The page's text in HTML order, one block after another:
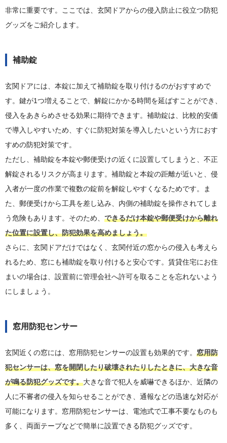
非常に重要です。ここでは、玄関ドアからの侵入防止に役立つ防犯
グッズをご紹介します。
補助錠
玄関ドアには、本錠に加えて補助錠を取り付けるのがおすすめで
す。鍵が1つ増えることで、解錠にかかる時間を延ばすことができ、
侵入をあきらめさせる効果に期待できます。補助錠は、比較的安価
で導入しやすいため、すぐに防犯対策を導入したいという方におす
すめの防犯対策です。
ただし、補助錠を本錠や郵便受けの近くに設置してしまうと、不正
解錠されるリスクが高まります。補助錠と本錠の距離が近いと、侵
入者が一度の作業で複数の錠前を解錠しやすくなるためです。ま
た、郵便受けから工具を差し込み、内側の補助錠を操作されてしま
う危険もあります。そのため、 できるだけ本錠や郵便受けから離れ
た位置に設置し、防犯効果を高めましょう。
さらに、玄関ドアだけではなく、玄関付近の窓からの侵入も考えら
れるため、窓にも補助錠を取り付けると安心です。賃貸住宅にお住
まいの場合は、設置前に管理会社へ許可を取ることを忘れないよう
にしましょう。
窓用防犯センサー
玄関近くの窓には、窓用防犯センサーの設置も効果的です。 窓用防
犯センサーは、窓を開閉したり破壊されたりしたときに、大きな音
が鳴る防犯グッズです。大きな音で犯人を威嚇できるほか、近隣の
人に不審者の侵入を知らせることができ、通報などの迅速な対応が
可能になります。窓用防犯センサーは、電池式で工事不要なものも
多く、両面テープなどで簡単に設置できる防犯グッズです。